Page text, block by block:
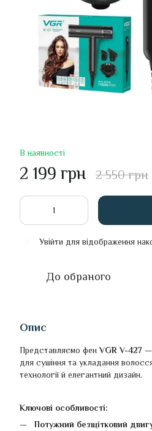
В наявності
2 199 грн 2 550 грн
Увійти для відображення
До обраного
Опис
Представляємо фенVGR V-427 —
для сушіння та укладання
технології й елегантний дизайн.
Ключові особливості:
Потужний безщітковий